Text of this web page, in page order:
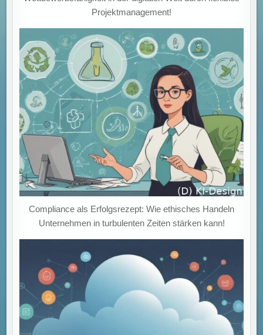
Projektmanagement!
Compliance als Erfolgsrezept: Wie ethisches Handeln
Unternehmen in turbulenten Zeiten stärken kann!